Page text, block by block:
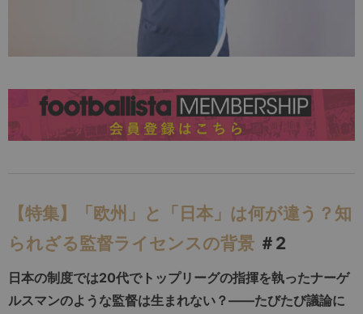
【特集】「欧州」と「日本」は何が違う？知
られざる監督ライセンスの背景 ＃2
日本の制度では20代でトップリーグの指揮を執ったナーゲ
ルスマンのような監督は生まれない？――たびたび議論に